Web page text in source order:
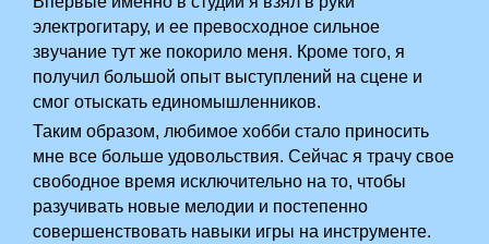
электрогитару, и ее превосходное сильное
звучание тут же покорило меня. Кроме того, я
получил большой опыт выступлений на сцене и
смог отыскать единомышленников.
Таким образом, любимое хобби стало приносить
мне все больше удовольствия. Сейчас я трачу свое
свободное время исключительно на то, чтобы
разучивать новые мелодии и постепенно
совершенствовать навыки игры на инструменте.